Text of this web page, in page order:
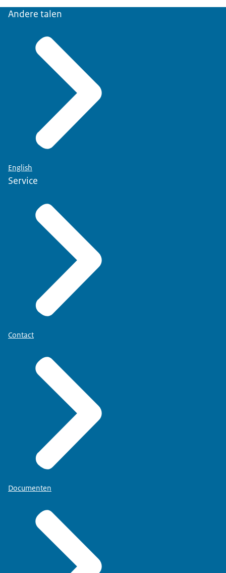
Andere talen
English
Service
Contact
Documenten